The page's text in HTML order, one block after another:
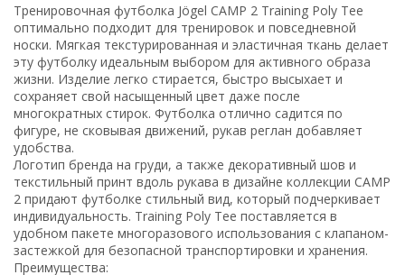
Тренировочная футболка Jögel CAMP 2 Training Poly Tee
оптимально подходит для тренировок и повседневной
носки. Мягкая текстурированная и эластичная ткань делает
эту футболку идеальным выбором для активного образа
жизни. Изделие легко стирается, быстро высыхает и
сохраняет свой насыщенный цвет даже после
многократных стирок. Футболка отлично садится по
фигуре, не сковывая движений, рукав реглан добавляет
удобства.
Логотип бренда на груди, а также декоративный шов и
текстильный принт вдоль рукава в дизайне коллекции CAMP
2 придают футболке стильный вид, который подчеркивает
индивидуальность. Training Poly Tee поставляется в
удобном пакете многоразового использования с клапаном-
застежкой для безопасной транспортировки и хранения.
Преимущества: